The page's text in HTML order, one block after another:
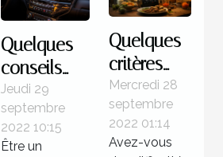
Quelques
conseils
pour bien
faire le
choix d’un
Jeudi 29
septembre
2022 10:15
Être un
Quelques
critères
pour un
meilleur
choix de
Mercredi 28
septembre
2022 01:14
Avez-vous